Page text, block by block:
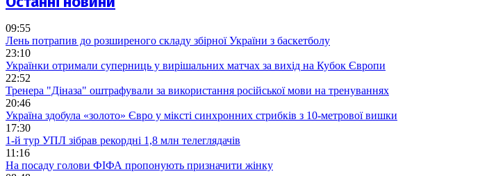
09:55
Лень потрапив до розширеного складу збірної України з баскетболу
23:10
Українки отримали суперниць у вирішальних матчах за вихід на Кубок Європи
22:52
Тренера "Діназа" оштрафували за використання російської мови на тренуваннях
20:46
Україна здобула «золото» Євро у міксті синхронних стрибків з 10-метрової вишки
17:30
1-й тур УПЛ зібрав рекордні 1,8 млн телеглядачів
11:16
На посаду голови ФІФА пропонують призначити жінку